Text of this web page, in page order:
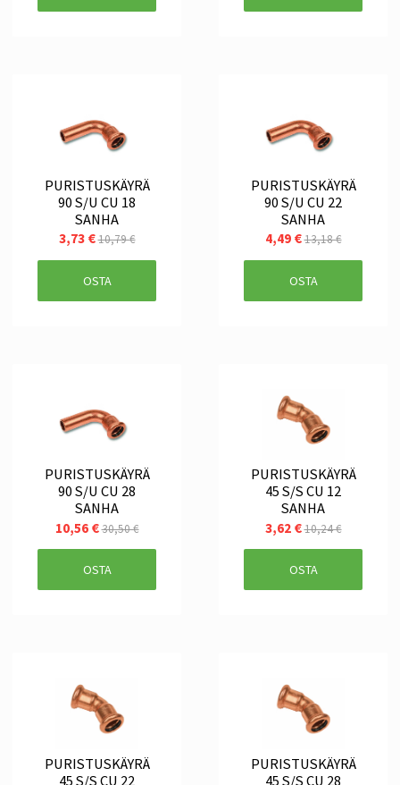
PURISTUSKÄYRÄ
90 S/U CU 18
SANHA
3,73 €10,79 €
OSTA
PURISTUSKÄYRÄ
90 S/U CU 22
SANHA
4,49 €13,18 €
OSTA
PURISTUSKÄYRÄ
90 S/U CU 28
SANHA
10,56 €30,50 €
OSTA
PURISTUSKÄYRÄ
45 S/S CU 12
SANHA
3,62 €10,24 €
OSTA
PURISTUSKÄYRÄ
45 S/S CU 22
PURISTUSKÄYRÄ
45 S/S CU 28